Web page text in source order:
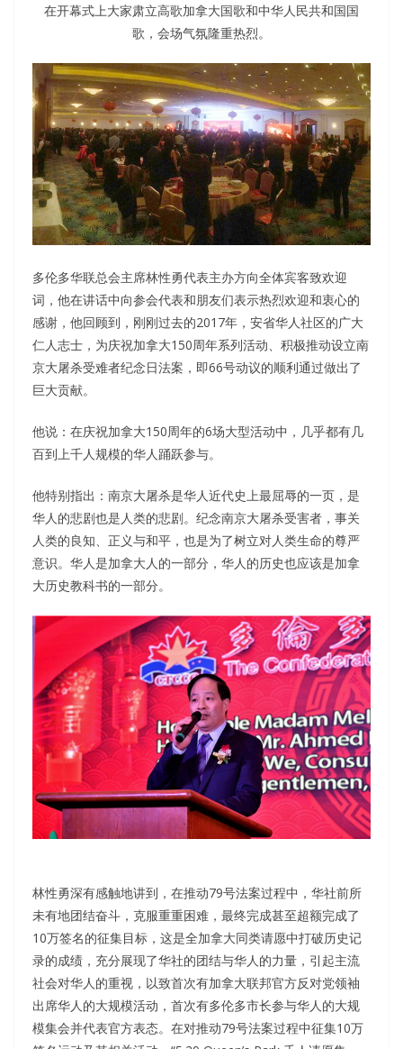
在开幕式上大家肃立高歌加拿大国歌和中华人民共和国国
歌，会场气氛隆重热烈。
多伦多华联总会主席林性勇代表主办方向全体宾客致欢迎
词，他在讲话中向参会代表和朋友们表示热烈欢迎和衷心的
感谢，他回顾到，刚刚过去的2017年，安省华人社区的广大
仁人志士，为庆祝加拿大150周年系列活动、积极推动设立南
京大屠杀受难者纪念日法案，即66号动议的顺利通过做出了
巨大贡献。
他说：在庆祝加拿大150周年的6场大型活动中，几乎都有几
百到上千人规模的华人踊跃参与。
他特别指出：南京大屠杀是华人近代史上最屈辱的一页，是
华人的悲剧也是人类的悲剧。纪念南京大屠杀受害者，事关
人类的良知、正义与和平，也是为了树立对人类生命的尊严
意识。华人是加拿大人的一部分，华人的历史也应该是加拿
大历史教科书的一部分。
林性勇深有感触地讲到，在推动79号法案过程中，华社前所
未有地团结奋斗，克服重重困难，最终完成甚至超额完成了
10万签名的征集目标，这是全加拿大同类请愿中打破历史记
录的成绩，充分展现了华社的团结与华人的力量，引起主流
社会对华人的重视，以致首次有加拿大联邦官方反对党领袖
出席华人的大规模活动，首次有多伦多市长参与华人的大规
模集会并代表官方表态。在对推动79号法案过程中征集10万